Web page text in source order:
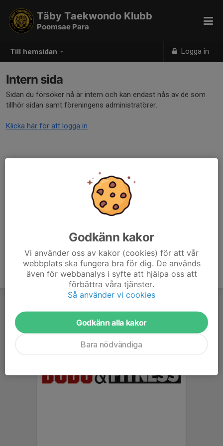
Till hemsidan Logga in
Täby Taekwondo Klubb
Poomsae Para
Intern sida
Sidan du försöker nå är intern och kan endast nås av de som
tillhör sidan samt föreningens administratörer.
Klicka här för att logga in
Godkänn kakor
Vi använder oss av kakor (cookies) för att vår
webbplats ska fungera bra för dig. De används
även för webbanalys i syfte att hjälpa oss att
förbättra våra tjänster.
Så använder vi cookies
Godkänn alla kakor
Bara nödvändiga